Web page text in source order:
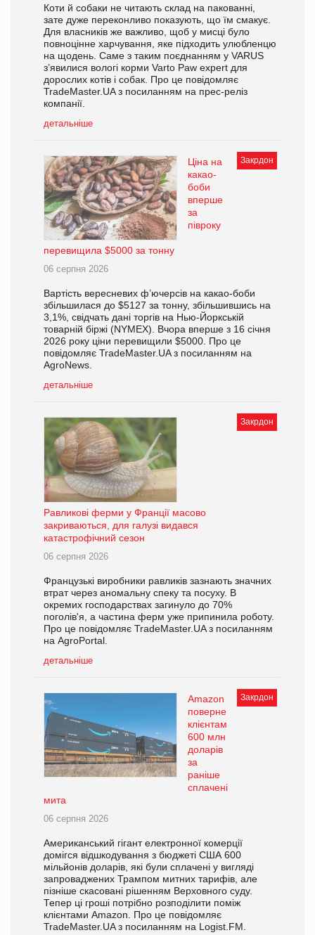
Коти й собаки не читають склад на пакованні,
зате дуже переконливо показують, що їм смакує.
Для власників же важливо, щоб у мисці було
повноцінне харчування, яке підходить улюбленцю
на щодень. Саме з таким поєднанням у VARUS
з’явилися вологі корми Varto Paw expert для
дорослих котів і собак. Про це повідомляє
TradeMaster.UA з посиланням на прес-реліз
компанії.
детальніше
Закрдон
Ціна на
какао-
боби
вперше
за
півроку
перевищила $5000 за тонну
06 серпня 2026
Вартість вересневих ф’ючерсів на какао-боби
збільшилася до $5127 за тонну, збільшившись на
3,1%, свідчать дані торгів на Нью-Йоркській
товарній біржі (NYMEX). Вчора вперше з 16 січня
2026 року ціни перевищили $5000. Про це
повідомляє TradeMaster.UA з посиланням на
AgroNews.
детальніше
Закрдон
Равликові ферми у Франції масово
закриваються, для галузі видався
катастрофічний сезон
06 серпня 2026
Французькі виробники равликів зазнають значних
втрат через аномальну спеку та посуху. В
окремих господарствах загинуло до 70%
поголів'я, а частина ферм уже припинила роботу.
Про це повідомляє TradeMaster.UA з посиланням
на AgroPortal.
детальніше
Закрдон
Amazon
поверне
клієнтам
600 млн
доларів
за
раніше
сплачені
мита
06 серпня 2026
Американський гігант електронної комерції
домігся відшкодування з бюджеті США 600
мільйонів доларів, які були сплачені у вигляді
запроваджених Трампом митних тарифів, але
пізніше скасовані рішенням Верховного суду.
Тепер ці гроші потрібно розподілити поміж
клієнтами Amazon. Про це повідомляє
TradeMaster.UA з посиланням на Logist.FM.